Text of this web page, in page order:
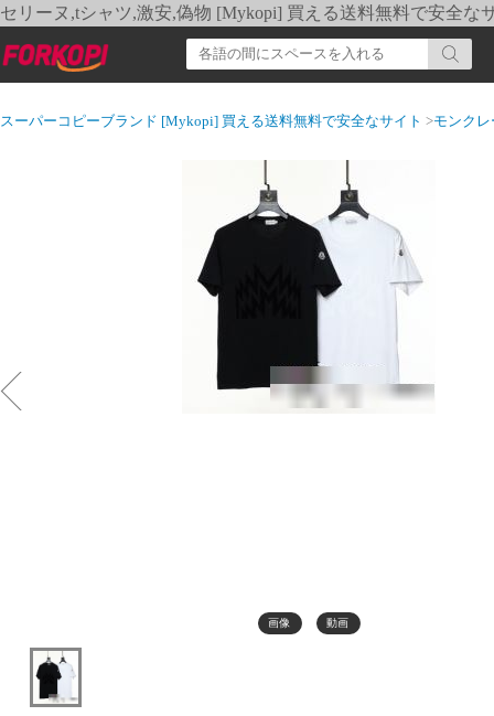
セリーヌ,tシャツ,激安,偽物 [Mykopi] 買える送料無料で安全な
スーパーコピーブランド [Mykopi] 買える送料無料で安全なサイト >モンク
画像 動画